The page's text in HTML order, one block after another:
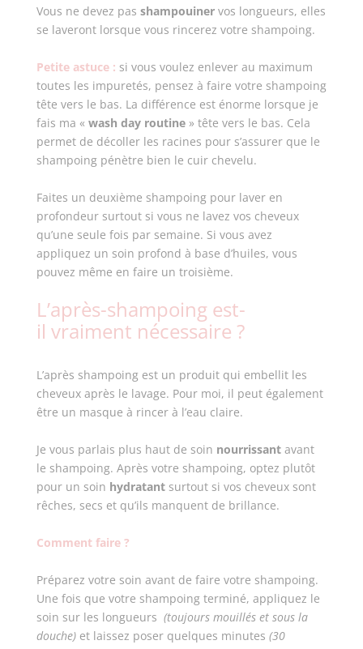
Vous ne devez pas shampouinervos longueurs, elles
se laveront lorsque vous rincerez votre shampoing.
Petite astuce : si vous voulez enlever au maximum
toutes les impuretés, pensez à faire votre shampoing
tête vers le bas. La différence est énorme lorsque je
fais ma « wash day routine» tête vers le bas. Cela
permet de décoller les racines pour s’assurer que le
shampoing pénètre bien le cuir chevelu.
Faites un deuxième shampoing pour laver en
profondeur surtout si vous ne lavez vos cheveux
qu’une seule fois par semaine. Si vous avez
appliquez un soin profond à base d’huiles, vous
pouvez même en faire un troisième.
L’après-shampoing est-
il vraiment nécessaire ?
L’après shampoing est un produit qui embellit les
cheveux après le lavage. Pour moi, il peut également
être un masque à rincer à l’eau claire.
Je vous parlais plus haut de soin nourrissantavant
le shampoing. Après votre shampoing, optez plutôt
pour un soin hydratantsurtout si vos cheveux sont
rêches, secs et qu’ils manquent de brillance.
Comment faire ?
Préparez votre soin avant de faire votre shampoing.
Une fois que votre shampoing terminé, appliquez le
soin sur les longueurs (toujours mouillés et sous la
douche)etlaissez poser quelques minutes (30